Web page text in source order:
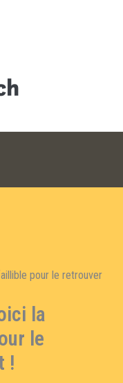
pour le retrouver
la
le
!